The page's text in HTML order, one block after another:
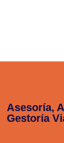
Asesoría,
Gestoría